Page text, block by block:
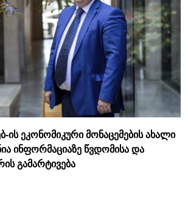
ის ეკონომიკური მონაცემების ახალი
ინფორმაციაზე წვდომისა და
გამარტივება